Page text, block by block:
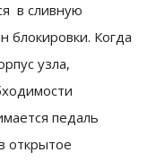
в сливную
блокировки. Когда
узла,
педаль
открытое